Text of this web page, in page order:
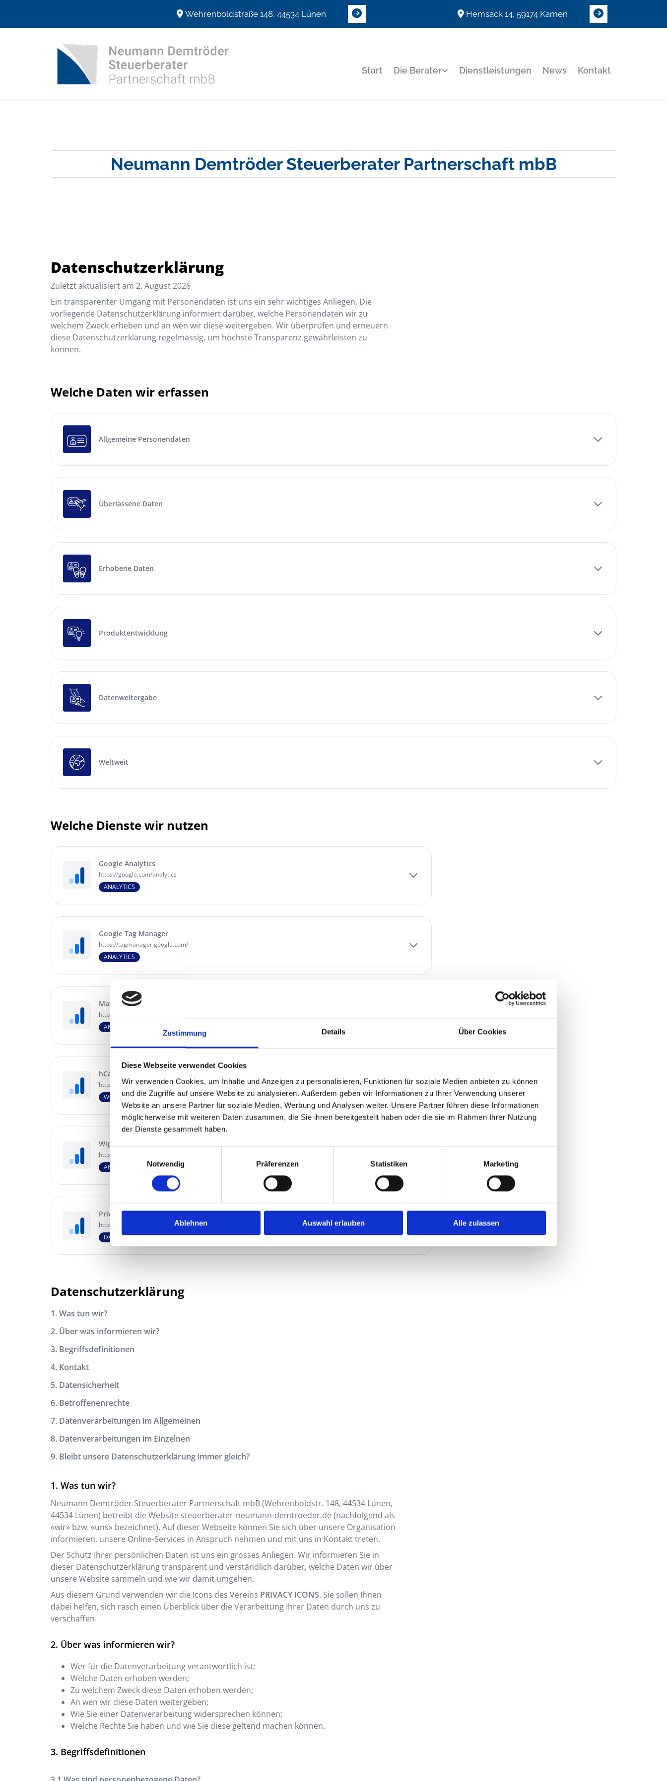
Zustimmung Details Über Cookies
Diese Webseite verwendet Cookies
Wir verwenden Cookies, um Inhalte und Anzeigen zu personalisieren, Funktionen für soziale Medien anbieten zu können
und die Zugriffe auf unsere Website zu analysieren. Außerdem geben wir Informationen zu Ihrer Verwendung unserer
Website an unsere Partner für soziale Medien, Werbung und Analysen weiter. Unsere Partner führen diese Informationen
möglicherweise mit weiteren Daten zusammen, die Sie ihnen bereitgestellt haben oder die sie im Rahmen Ihrer Nutzung
der Dienste gesammelt haben.
Notwendig
Präferenzen Statistiken Marketing
Ablehnen Auswahl erlauben Alle zulassen
 Wehrenboldstraße 148, 44534 Lünen  Hemsack 14, 59174 Kamen
Start Die Berater Dienstleistungen News Kontakt
Neumann Demtröder Steuerberater Partnerschaft mbB
Datenschutzerklärung
Zuletzt aktualisiert am 2. August 2026
Ein transparenter Umgang mit Personendaten ist uns ein sehr wichtiges Anliegen. Die
vorliegende Datenschutzerklärung informiert darüber, welche Personendaten wir zu
welchem Zweck erheben und an wen wir diese weitergeben. Wir überprüfen und erneuern
diese Datenschutzerklärung regelmässig, um höchste Transparenz gewährleisten zu
können.
Welche Daten wir erfassen
Allgemeine Personendaten
Überlassene Daten
Erhobene Daten
Produktentwicklung
Datenweitergabe
Weltweit
Welche Dienste wir nutzen
Google Analytics
https://google.com/analytics
ANALYTICS
Google Tag Manager
https://tagmanager.google.com/
ANALYTICS
Matomo Analytics
https://matomo.org/
ANALYTICS
hCaptcha
https://hcaptcha.com/
WIDGETS
Wipe Analytics
https://www.wipe-analytics.de/privacy
ANALYTICS
PrivacyBee
https://www.privacybee.io/
DATA PROTECTION
Datenschutzerklärung
1. Was tun wir?
2. Über was informieren wir?
3. Begriffsdefinitionen
4. Kontakt
5. Datensicherheit
6. Betroffenenrechte
7. Datenverarbeitungen im Allgemeinen
8. Datenverarbeitungen im Einzelnen
9. Bleibt unsere Datenschutzerklärung immer gleich?
Was tun wir?
Neumann Demtröder Steuerberater Partnerschaft mbB(Wehrenboldstr. 148, 44534 Lünen,
44534 Lünen) betreibt die Website steuerberater-neumann-demtroeder.de (nachfolgend als
«wir» bzw. «uns» bezeichnet). Auf dieser Webseite können Sie sich über unsere Organisation
informieren, unsere Online-Services in Anspruch nehmen und mit uns in Kontakt treten.
Der Schutz Ihrer persönlichen Daten ist uns ein grosses Anliegen. Wir informieren Sie in
dieser Datenschutzerklärung transparent und verständlich darüber, welche Daten wir über
unsere Website sammeln und wie wir damit umgehen.
Aus diesem Grund verwenden wir die Icons des Vereins PRIVACY ICONS. Sie sollen Ihnen
dabei helfen, sich rasch einen Überblick über die Verarbeitung Ihrer Daten durch uns zu
verschaffen.
Über was informieren wir?
Wer für die Datenverarbeitung verantwortlich ist;
Welche Daten erhoben werden;
Zu welchem Zweck diese Daten erhoben werden;
An wen wir diese Daten weitergeben;
Wie Sie einer Datenverarbeitung widersprechen können;
Welche Rechte Sie haben und wie Sie diese geltend machen können.
Begriffsdefinitionen